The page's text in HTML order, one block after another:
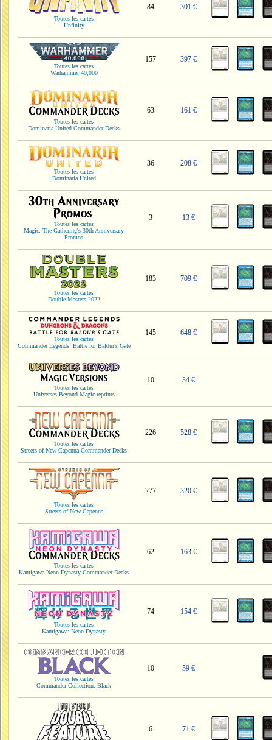
Toutes les cartes
Unfinity
84 301 €
Toutes les cartes
Warhammer 40,000
157 397 €
Toutes les cartes
Dominaria United Commander Decks
63 161 €
Toutes les cartes
Dominaria United
36 208 €
Toutes les cartes
Magic: The Gathering's 30th Anniversary
Promos
3 13 €
Toutes les cartes
Double Masters 2022
183 709 €
Toutes les cartes
Commander Legends: Battle for Baldur's Gate
145 648 €
Toutes les cartes
Universes Beyond Magic reprints
10 34 €
Toutes les cartes
Streets of New Capenna Commander Decks
226 528 €
Toutes les cartes
Streets of New Capenna
277 320 €
Toutes les cartes
Kamigawa Neon Dynasty Commander Decks
62 163 €
Toutes les cartes
Kamigawa: Neon Dynasty
74 154 €
Toutes les cartes
Commander Collection: Black
10 59 €
6 71 €